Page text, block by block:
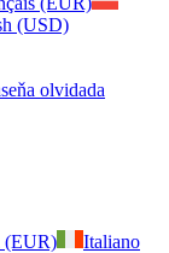
(USD)
olvidada
(EUR)
Italiano